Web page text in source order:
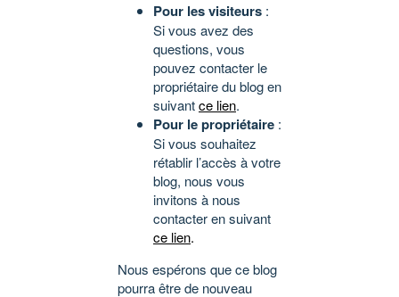
Pour les visiteurs :
Si vous avez des
questions, vous
pouvez contacter le
propriétaire du blog en
suivantce lien.
Pour le propriétaire :
Si vous souhaitez
rétablir l’accès à votre
blog, nous vous
invitons à nous
contacter en suivant
ce lien.
Nous espérons que ce blog
pourra être de nouveau